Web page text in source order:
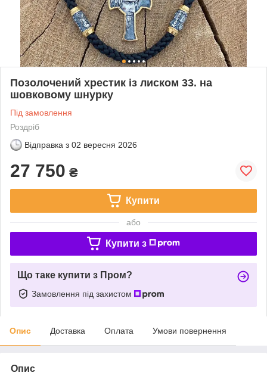
Позолочений хрестик із лиском 33. на
шовковому шнурку
Під замовлення
Роздріб
Відправка з 02 вересня 2026
27 750 ₴
Купити
або
Купити з
Що таке купити з Пром?
Замовлення під захистом
Опис Доставка Оплата Умови повернення
Опис